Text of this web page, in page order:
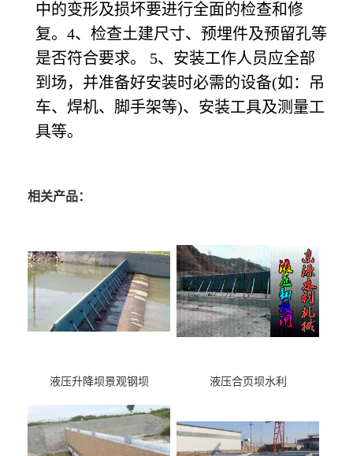
中的变形及损坏要进行全面的检查和修
复。4、检查土建尺寸、预埋件及预留孔等
是否符合要求。 5、安装工作人员应全部
到场，并准备好安装时必需的设备(如：吊
车、焊机、脚手架等)、安装工具及测量工
具等。
相关产品：
液压升降坝景观钢坝 液压合页坝水利